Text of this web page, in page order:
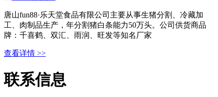
唐山fun88·乐天堂食品有限公司主要从事生猪分割、冷藏加
工、肉制品生产，年分割猪白条能力50万头。公司供货商品
牌：千喜鹤、双汇、雨润、旺发等知名厂家
查看详情 >>
联系信息